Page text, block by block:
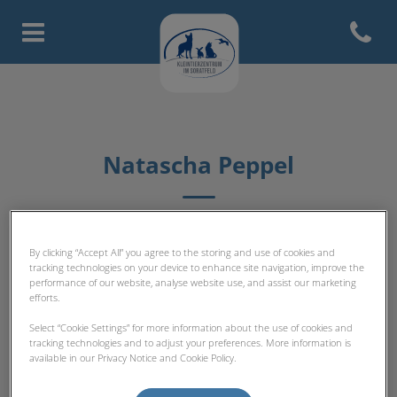
Homepage Tierarztpraxis
Open
Natascha Peppel
TFA-TEAM
By clicking “Accept All” you agree to the storing and use of cookies and
tracking technologies on your device to enhance site navigation, improve the
performance of our website, analyse website use, and assist our marketing
efforts.
Select “Cookie Settings” for more information about the use of cookies and
tracking technologies and to adjust your preferences. More information is
available in our Privacy Notice and Cookie Policy.